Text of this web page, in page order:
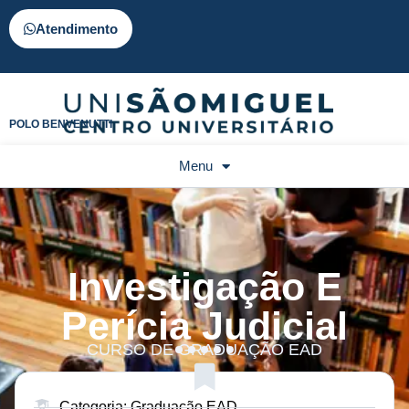
Atendimento
POLO BENVENUTTI
Menu
Investigação E
Perícia Judicial
CURSO DE GRADUAÇÃO EAD